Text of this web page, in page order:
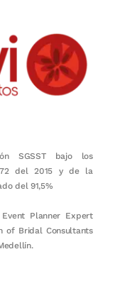
SGSST bajo los
del 2015 y de la
del 91,5%
Planner Expert
of Bridal Consultants